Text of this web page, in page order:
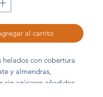
al carrito
helados con cobertura
y almendras,
sin azúcares añadidos